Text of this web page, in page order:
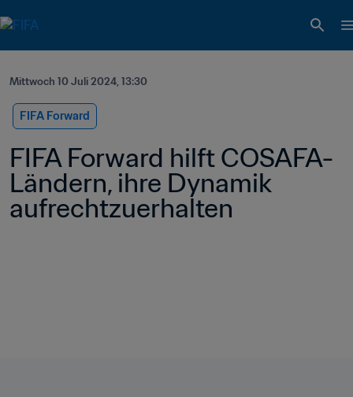
Mittwoch 10 Juli 2024, 13:30
FIFA Forward
FIFA Forward hilft COSAFA-
Ländern, ihre Dynamik
aufrechtzuerhalten